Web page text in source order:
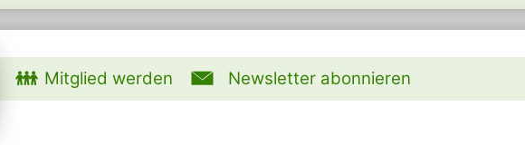
Mitglied werden Newsletter abonnieren